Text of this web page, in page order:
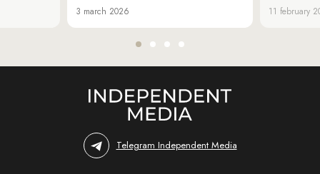
3 march 2026 11 february
Telegram Independent Media